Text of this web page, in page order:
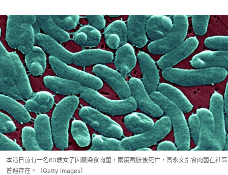
本港日前有一名63歲女子因感染食肉菌，兩度截肢後死亡，高永文指食肉菌在社區
普遍存在。（Getty Images）